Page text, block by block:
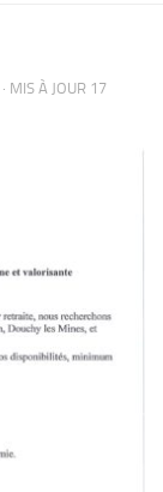
· MIS À JOUR 17